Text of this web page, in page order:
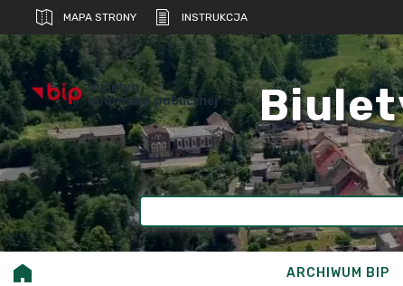
MAPA STRONY INSTRUKCJA
biuletyn
informacji publicznej
ARCHIWUM BIP